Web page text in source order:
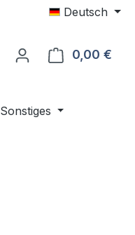
Deutsch
0,00 €
Sonstiges